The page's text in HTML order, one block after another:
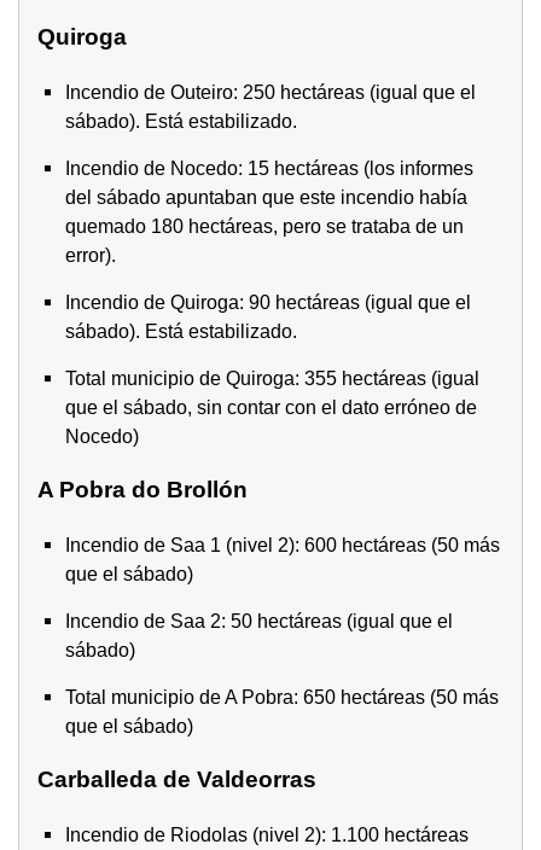
Quiroga
Incendio de Outeiro: 250 hectáreas (igual que el
sábado). Está estabilizado.
Incendio de Nocedo: 15 hectáreas (los informes
del sábado apuntaban que este incendio había
quemado 180 hectáreas, pero se trataba de un
error).
Incendio de Quiroga: 90 hectáreas (igual que el
sábado). Está estabilizado.
Total municipio de Quiroga: 355 hectáreas (igual
que el sábado, sin contar con el dato erróneo de
Nocedo)
A Pobra do Brollón
Incendio de Saa 1 (nivel 2): 600 hectáreas (50 más
que el sábado)
Incendio de Saa 2: 50 hectáreas (igual que el
sábado)
Total municipio de A Pobra: 650 hectáreas (50 más
que el sábado)
Carballeda de Valdeorras
Incendio de Riodolas (nivel 2): 1.100 hectáreas